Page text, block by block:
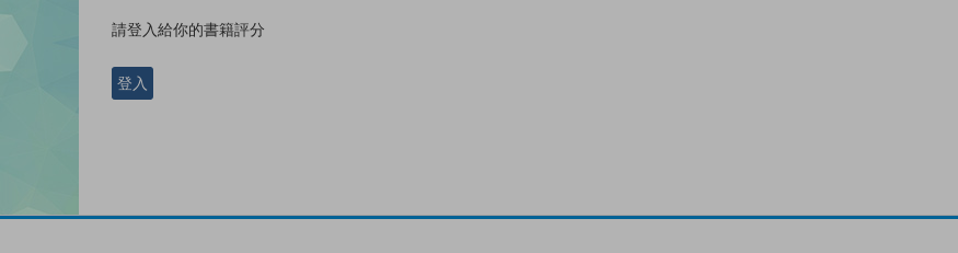
請登入給你的書籍評分
登入